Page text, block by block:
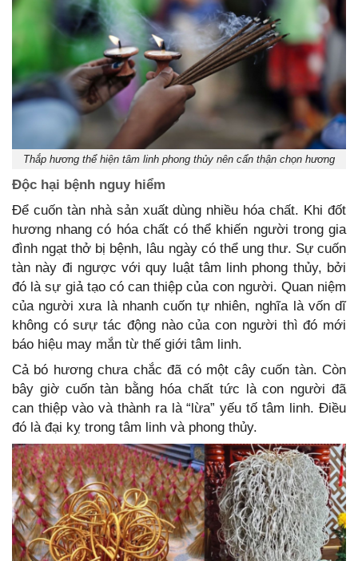
Thắp hương thể hiện tâm linh phong thủy nên cẩn thận chọn hương
Độc hại bệnh nguy hiểm
Để cuốn tàn nhà sản xuất dùng nhiều hóa chất. Khi đốt
hương nhang có hóa chất có thể khiến người trong gia
đình ngạt thở bị bệnh, lâu ngày có thể ung thư. Sự cuốn
tàn này đi ngược với quy luật tâm linh phong thủy, bởi
đó là sự giả tạo có can thiệp của con người. Quan niệm
của người xưa là nhanh cuốn tự nhiên, nghĩa là vốn dĩ
không có sưự tác động nào của con người thì đó mới
báo hiệu may mắn từ thế giới tâm linh.
Cả bó hương chưa chắc đã có một cây cuốn tàn. Còn
bây giờ cuốn tàn bằng hóa chất tức là con người đã
can thiệp vào và thành ra là “lừa” yếu tố tâm linh. Điều
đó là đại kỵ trong tâm linh và phong thủy.